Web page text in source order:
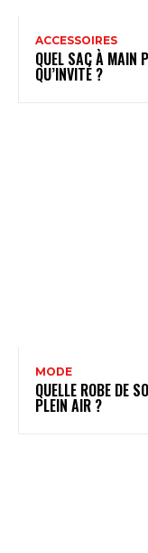
ACCESSOIRES
QUEL SAC À MAIN
QU’INVITÉ ?
MODE
QUELLE ROBE DE
PLEIN AIR ?